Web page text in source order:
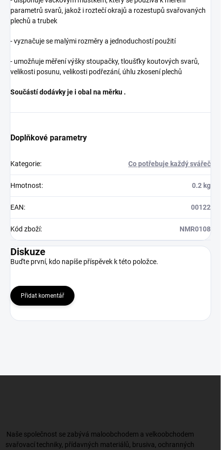
parametrů svarů, jakož i roztečí okrajů a rozestupů svařovaných
plechů a trubek
- vyznačuje se malými rozměry a jednoduchostí použití
- umožňuje měření výšky stoupačky, tloušťky koutových svarů,
velikosti posunu, velikosti podřezání, úhlu zkosení plechů
Součástí dodávky je i obal na měrku .
Doplňkové parametry
Kategorie: Co potřebuje každý svářeč
Hmotnost: 0.2 kg
EAN: 00122
Kód zboží: NMR0108
Diskuze
Buďte první, kdo napíše příspěvek k této položce.
Přidat komentář
Naše společnost se zabývá maloobchodem a velkoobchodem
svařovací techniky, přídavných materiálů, brusiva, ochranných